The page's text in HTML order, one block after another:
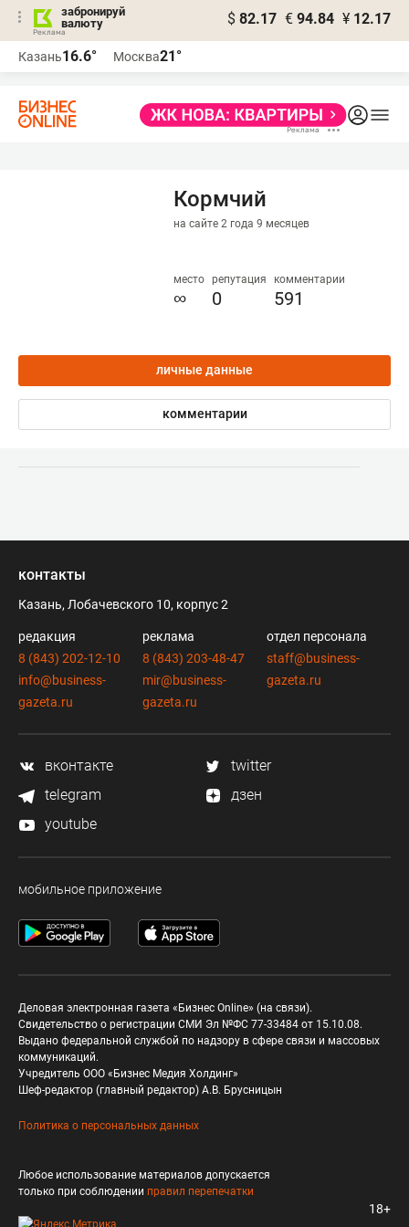
забронируй
валюту
$ 82.17 € 94.84 ¥ 12.17
Казань16.6° Москва21°
Кормчий
на сайте 2 года 9 месяцев
место
∞
репутация
0
комментарии
591
личные данные
комментарии
контакты
Казань, Лобачевского 10, корпус 2
редакция
8 (843) 202-12-10
info@business-
gazeta.ru
реклама
8 (843) 203-48-47
mir@business-
gazeta.ru
отдел персонала
staff@business-
gazeta.ru
вконтакте
twitter
telegram
дзен
youtube
мобильное приложение
Деловая электронная газета «Бизнес Online» (на связи).
Свидетельство о регистрации СМИ Эл №ФС 77-33484 от 15.10.08.
Выдано федеральной службой по надзору в сфере связи и массовых
коммуникаций.
Учредитель ООО «Бизнес Медия Холдинг»
Шеф-редактор (главный редактор) А.В. Брусницын
Политика о персональных данных
Любое использование материалов допускается
только при соблюдении правил перепечатки
18+